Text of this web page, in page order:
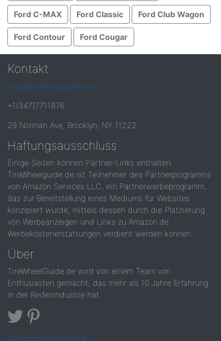
Ford C-MAX Ford Classic Ford Club Wagon
Ford Contour Ford Cougar
Kontakt
info@tirewheelguide.com
+1(347)7711876
29 Norman Ave, Brooklyn, NY 11222
Haftungsausschluss
Einige Seiten können Partner-Links enthalten.
TireWheelguide.de ist Teilnehmer des Partnerprogramms
von Amazon Services LLC, ein Partnerwerbeprogramm,
das zur Bereitstellung eines Mediums für Websites
konzipiert wurde, mittels dessen durch die Platzierung
von Werbeanzeigen und Links zu Amazon.de
Werbekostenerstattungen verdient werden können.
Über
TireWheelGuide.de wird von einem Team von
Enthusiasten gemacht, das mehr als 10 Jahre Erfahrung
in der Reifenindustrie hat
Datenschutzerklärung